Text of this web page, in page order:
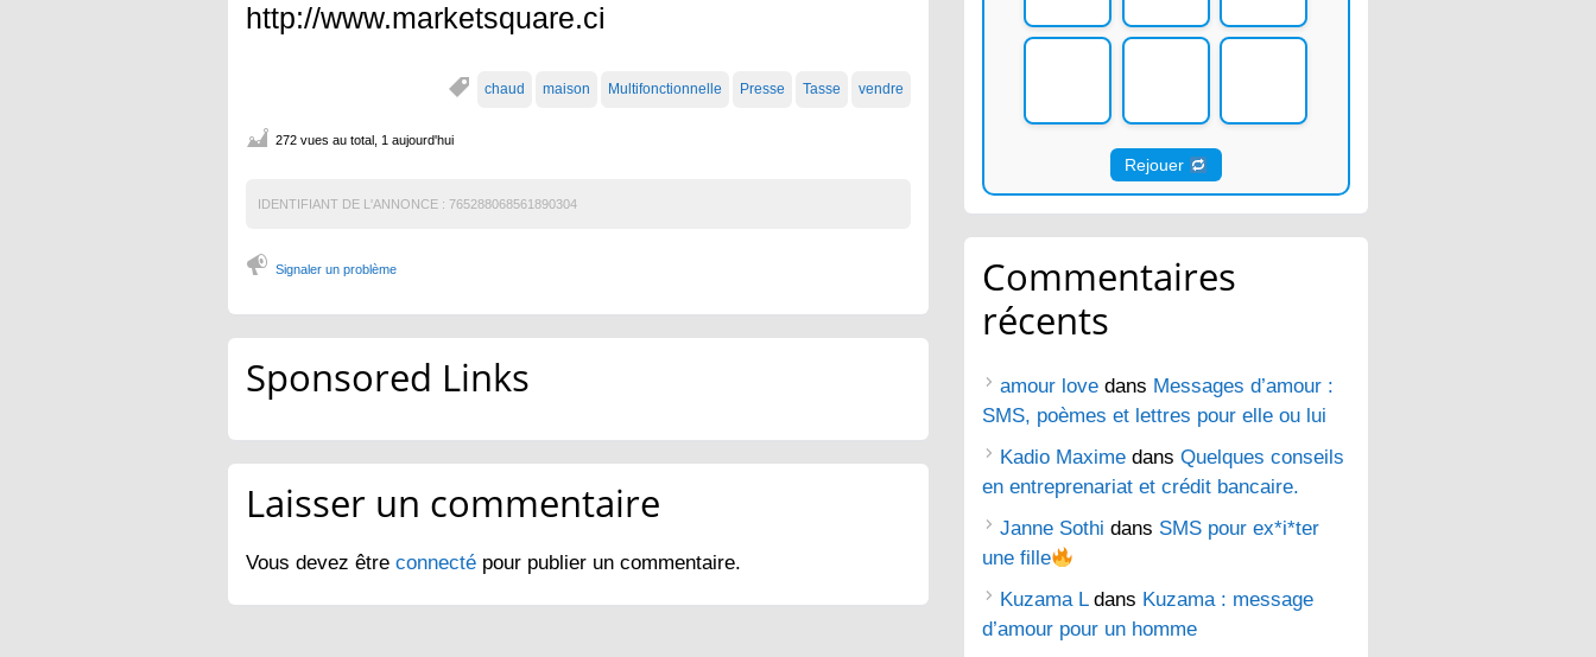
http://www.marketsquare.ci
chaud maison Multifonctionnelle Presse Tasse vendre
272 vues au total, 1 aujourd'hui
IDENTIFIANT DE L'ANNONCE : 765288068561890304
Signaler un problème
Sponsored Links
Laisser un commentaire
Vous devez être connecté pour publier un commentaire.
Rejouer
Commentaires
récents
amour love dans Messages d’amour :
SMS, poèmes et lettres pour elle ou lui
Kadio Maxime dans Quelques conseils
en entreprenariat et crédit bancaire.
Janne Sothi dans SMS pour ex*i*ter
une fille
Kuzama Ldans Kuzama : message
d’amour pour un homme